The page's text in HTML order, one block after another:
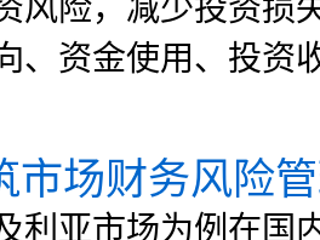
风险，减少投资损
、资金使用、投资
市场财务风险
亚市场为例在国